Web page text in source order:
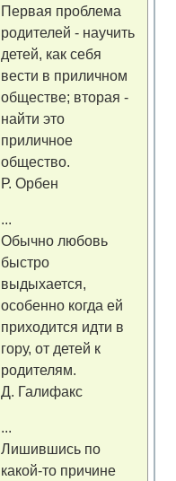
Первая проблема
родителей - научить
детей, как себя
вести в приличном
обществе; вторая -
найти это
приличное
общество.
Р. Орбен
...
Обычно любовь
быстро
выдыхается,
особенно когда ей
приходится идти в
гору, от детей к
родителям.
Д. Галифакс
...
Лишившись по
какой-то причине